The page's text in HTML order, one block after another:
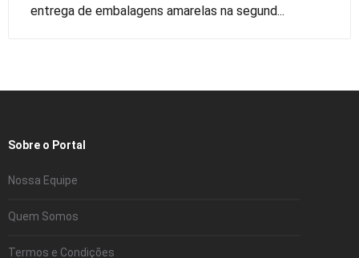
entrega de embalagens amarelas na segund...
Sobre o Portal
Nossa Equipe
Quem Somos
Termos e Condições